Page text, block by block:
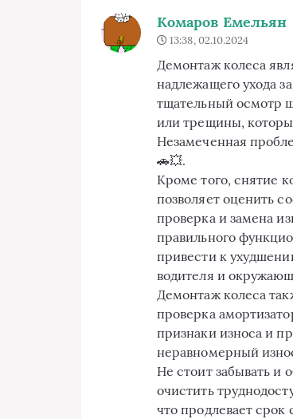
Комаров Емельян
13:38, 02.10.2024
Демонтаж колеса
надлежащего ухода
тщательный осмотр
или трещины,
Незамеченная
🚗💥.
Кроме того, снятие
позволяет оценить
проверка и замена
правильного
привести к
водителя и
Демонтаж колеса
проверка
признаки износа и
неравномерный
Не стоит забывать и
очистить
что продлевает